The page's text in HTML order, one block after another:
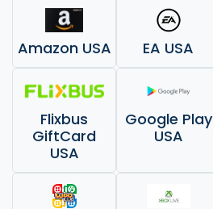
Amazon USA EA USA
Flixbus
GiftCard
USA
Google Play
USA